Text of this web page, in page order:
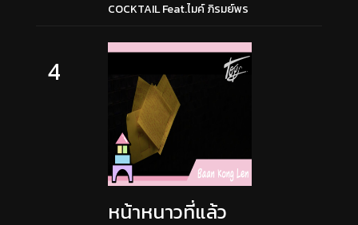
COCKTAIL Feat.ไมค์ ภิรมย์พร
4
หน้าหนาวที่แล้ว